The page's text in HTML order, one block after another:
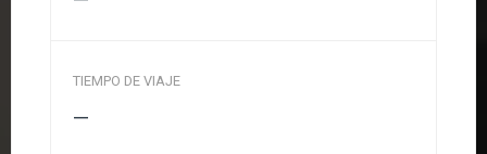
TIEMPO DE VIAJE
—